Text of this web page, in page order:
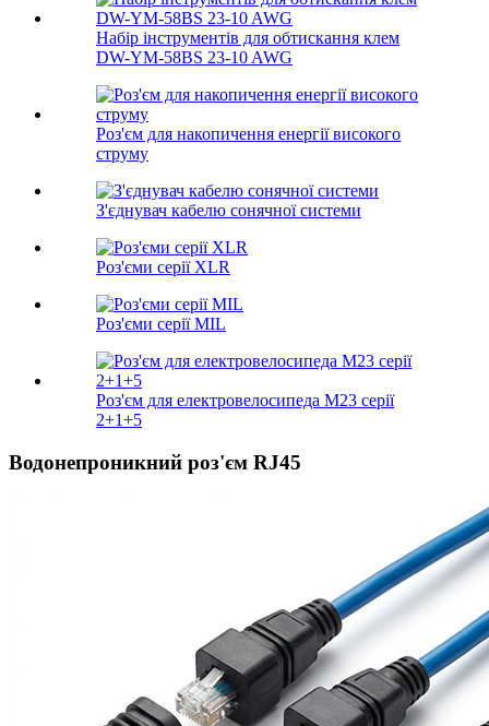
Набір інструментів для обтискання клем
DW-YM-58BS 23-10 AWG
Роз'єм для накопичення енергії високого
струму
З'єднувач кабелю сонячної системи
Роз'єми серії XLR
Роз'єми серії MIL
Роз'єм для електровелосипеда M23 серії
2+1+5
Водонепроникний роз'єм RJ45